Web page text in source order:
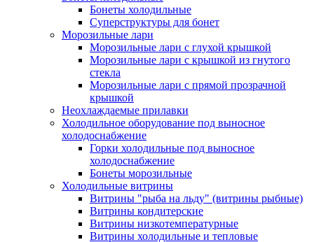
Бонеты холодильные
Суперструктуры для бонет
Морозильные лари
Морозильные лари с глухой крышкой
Морозильные лари с крышкой из гнутого
стекла
Морозильные лари с прямой прозрачной
крышкой
Неохлаждаемые прилавки
Холодильное оборудование под выносное
холодоснабжение
Горки холодильные под выносное
холодоснабжение
Бонеты морозильные
Холодильные витрины
Витрины "рыба на льду" (витрины рыбные)
Витрины кондитерские
Витрины низкотемпературные
Витрины холодильные и тепловые